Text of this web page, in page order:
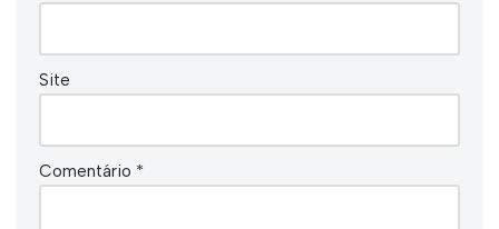
Site
Comentário *